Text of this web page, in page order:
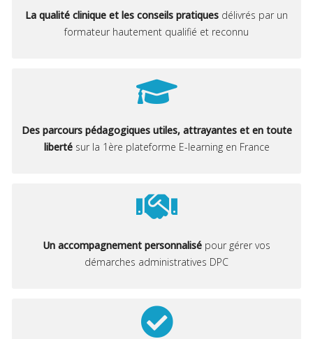
La qualité clinique et les conseils pratiques délivrés par un
formateur hautement qualifié et reconnu
Des parcours pédagogiques utiles, attrayantes et en toute
libertésur la 1ère plateforme E-learning en France
Un accompagnement personnalisé pour gérer vos
démarches administratives DPC